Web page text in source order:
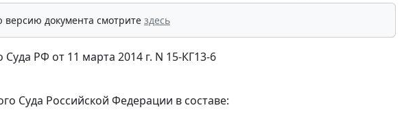
версию документа смотрите здесь
РФ от 11 марта 2014 г. N 15-КГ13-6
Суда Российской Федерации в составе: